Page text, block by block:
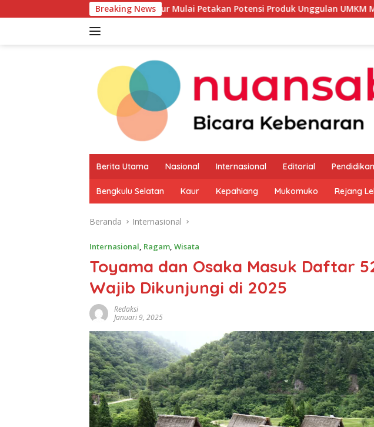
ke
Breaking News
Pemkab Kaur Mulai Petakan Potensi Produk Unggulan UMKM Melalui Kajian
Berita Utama Nasional Internasional Editorial Pendidikan
Bengkulu Selatan Kaur Kepahiang Mukomuko Rejang
Beranda Internasional
Internasional, Ragam, Wisata
Toyama dan Osaka Masuk Daftar
Wajib Dikunjungi di 2025
Redaksi
Januari 9, 2025